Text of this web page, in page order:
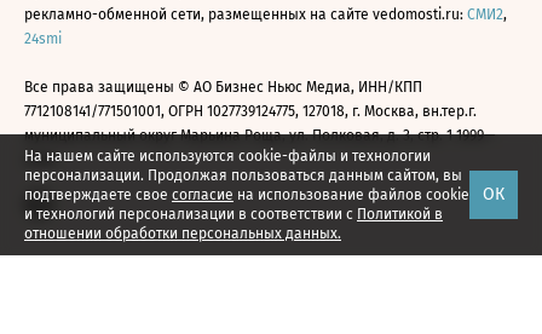
На нашем сайте используются cookie-файлы и технологии
персонализации. Продолжая пользоваться данным сайтом, вы
подтверждаете свое согласие на использование файлов cookie
и технологий персонализации в соответствии с Политикой в
отношении обработки персональных данных.
ОК
рекламно-обменной сети, размещенных на сайте vedomosti.ru: СМИ2,
24smi
Все права защищены © АО Бизнес Ньюс Медиа, ИНН/КПП
7712108141/771501001, ОГРН 1027739124775, 127018, г. Москва, вн.тер.г.
муниципальный округ Марьина Роща, ул. Полковая, д. 3, стр. 1 1999—
2026